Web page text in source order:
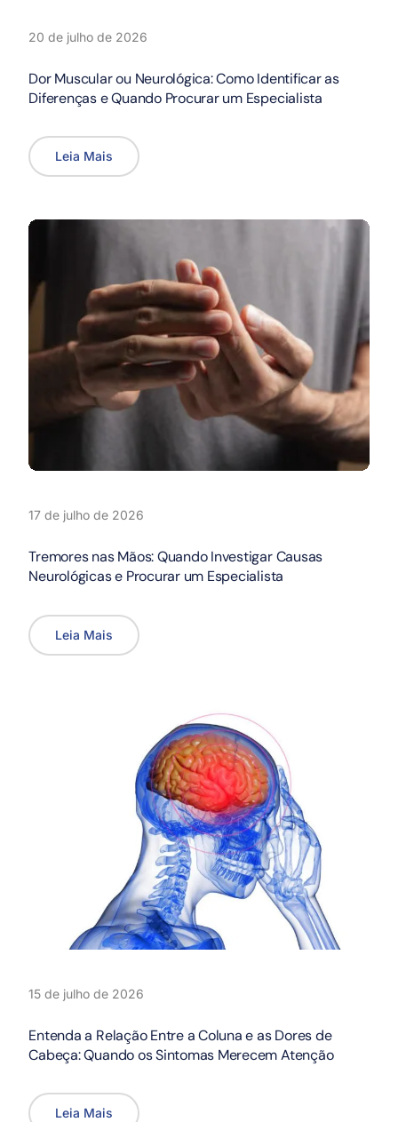
20 de julho de 2026
Dor Muscular ou Neurológica: Como Identificar as
Diferenças e Quando Procurar um Especialista
Leia Mais
17 de julho de 2026
Tremores nas Mãos: Quando Investigar Causas
Neurológicas e Procurar um Especialista
Leia Mais
15 de julho de 2026
Entenda a Relação Entre a Coluna e as Dores de
Cabeça: Quando os Sintomas Merecem Atenção
Leia Mais